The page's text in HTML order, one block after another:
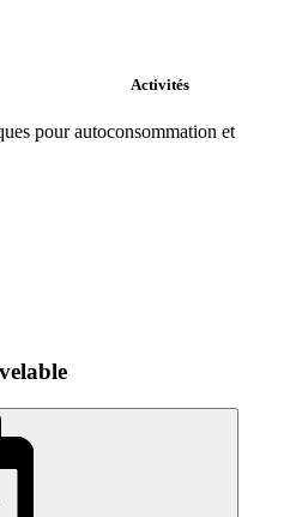
Activités
pour autoconsommation et